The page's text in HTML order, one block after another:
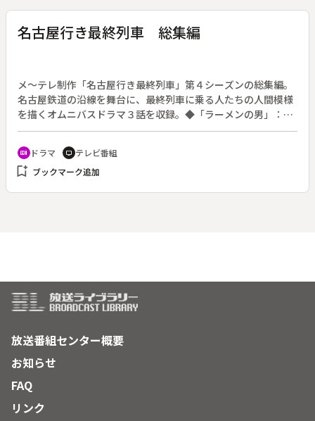
「父の死の真相」を確かめるため、かつてのマグロ漁船乗組員
や遺族を訪ね歩いた。そこで女性が見た現実とは。
名古屋行き最終列車 総集編
メ～テレ制作「名古屋行き最終列車」第４シーズンの総集編。
名古屋鉄道の沿線を舞台に、最終列車に乗る人たちの人間模様
を描くオムニバスドラマ３話を収録。◆「ラーメンの男」：今
村武雄（大杉漣）のラーメン屋さん後日談。今村は孫の世話を
するためもあり、長年続けたラーメン店を閉めた。しかし孫は
小学校に入学し、必要とされなくなった彼は暇を持て余してい
る。そんなリタイア人生をおくる中、料理教室で出会った女
詐欺を３回も経験したという静子（いとうあさこ）が、鉄道オ
タクの宗太郎とお見合いする。鉄道仲間の菜々子（谷花音）を
その気になる二人だったが、そこに運命のいたずらが…。
recent_actors ドラマ tv テレビ番組
bookmark_add ブックマーク追加
放送番組センター概要
お知らせ
FAQ
リンク